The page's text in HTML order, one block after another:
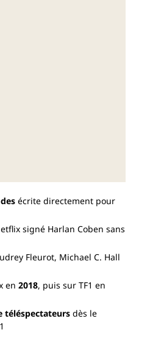
écrite directement pour
signé Harlan Coben sans
Fleurot, Michael C. Hall
en 2018, puis sur TF1 en
téléspectateurs dès le